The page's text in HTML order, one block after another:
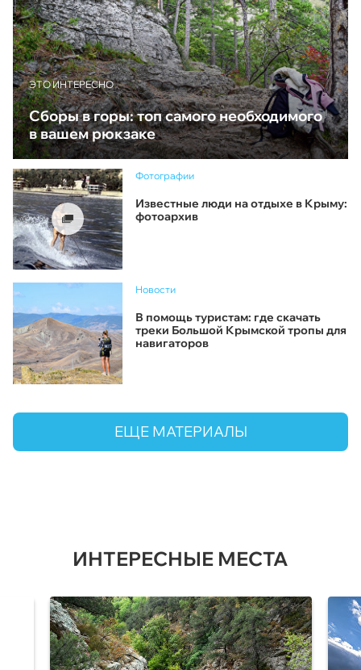
ЭТО ИНТЕРЕСНО
Сборы в горы: топ самого необходимого
в вашем рюкзаке
Фотографии
Известные люди на отдыхе в Крыму:
фотоархив
Новости
В помощь туристам: где скачать
треки Большой Крымской тропы для
навигаторов
ЕЩЕ МАТЕРИАЛЫ
ИНТЕРЕСНЫЕ МЕСТА